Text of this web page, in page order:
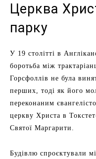
Церква
парку
У 19 столітті в
боротьба між
Горсфоллів не була
перших, тоді як його
переконаним
церкву Христа в
Святої Маргарити.
Будівлю спроєктували